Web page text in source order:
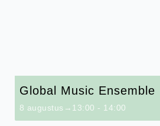
Global Music Ensemble
8 augustus→13:00 - 14:00